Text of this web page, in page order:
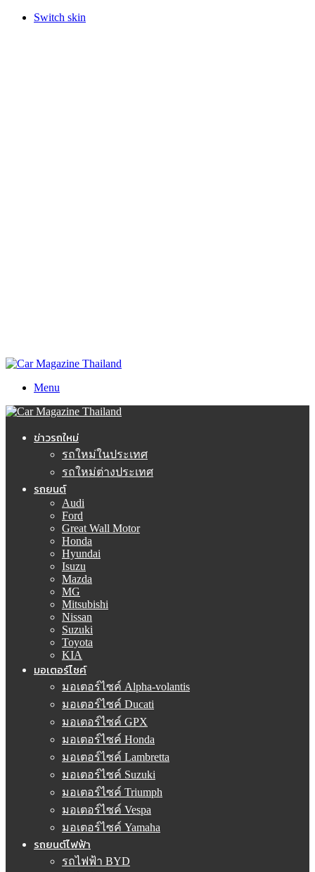
Switch skin
Menu
ข่าวรถใหม่
รถใหม่ในประเทศ
รถใหม่ต่างประเทศ
รถยนต์
Audi
Ford
Great Wall Motor
Honda
Hyundai
Isuzu
Mazda
MG
Mitsubishi
Nissan
Suzuki
Toyota
KIA
มอเตอร์ไซค์
มอเตอร์ไซค์ Alpha-volantis
มอเตอร์ไซค์ Ducati
มอเตอร์ไซค์ GPX
มอเตอร์ไซค์ Honda
มอเตอร์ไซค์ Lambretta
มอเตอร์ไซค์ Suzuki
มอเตอร์ไซค์ Triumph
มอเตอร์ไซค์ Vespa
มอเตอร์ไซค์ Yamaha
รถยนต์ไฟฟ้า
รถไฟฟ้า BYD